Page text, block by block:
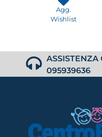
Agg.
Wishlist
ASSISTENZA
095939636